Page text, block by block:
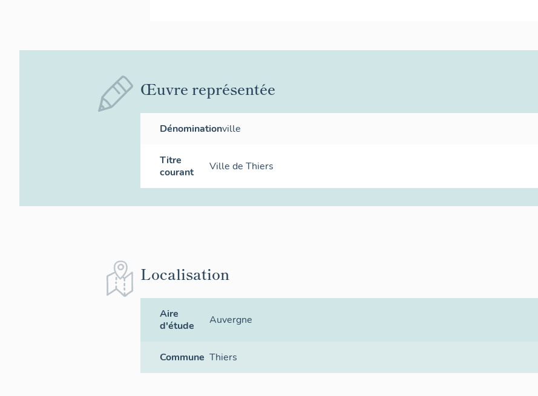
Œuvre représentée
Dénominationville
Titre
courant
Ville de Thiers
Localisation
Aire
d'étude
Auvergne
Commune Thiers